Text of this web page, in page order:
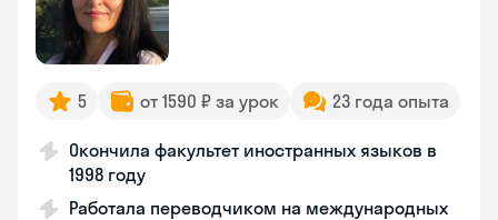
5 от 1590 ₽ за урок 23 года опыта
Окончила факультет иностранных языков в
1998 году
Работала переводчиком на международных